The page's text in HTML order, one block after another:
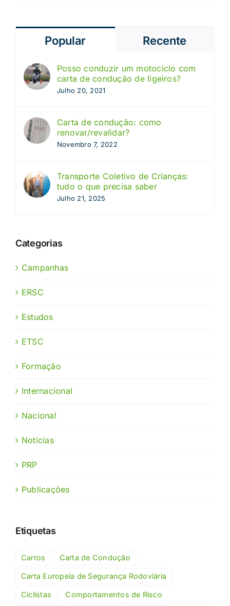
Popular Recente
Posso conduzir um motociclo com
carta de condução de ligeiros?
Julho 20, 2021
Carta de condução: como
renovar/revalidar?
Novembro 7, 2022
Transporte Coletivo de Crianças:
tudo o que precisa saber
Julho 21, 2025
Categorias
Campanhas
ERSC
Estudos
ETSC
Formação
Internacional
Nacional
Notícias
PRP
Publicações
Etiquetas
Carros Carta de Condução
Carta Europeia de Segurança Rodoviária
Ciclistas Comportamentos de Risco